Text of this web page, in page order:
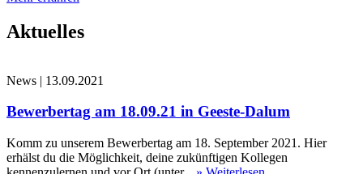
Aktuelles
News | 13.09.2021
Bewerbertag am 18.09.21 in Geeste-Dalum
Komm zu unserem Bewerbertag am 18. September 2021. Hier
erhälst du die Möglichkeit, deine zukünftigen Kollegen